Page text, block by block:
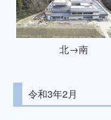
北→南
令和3年2月